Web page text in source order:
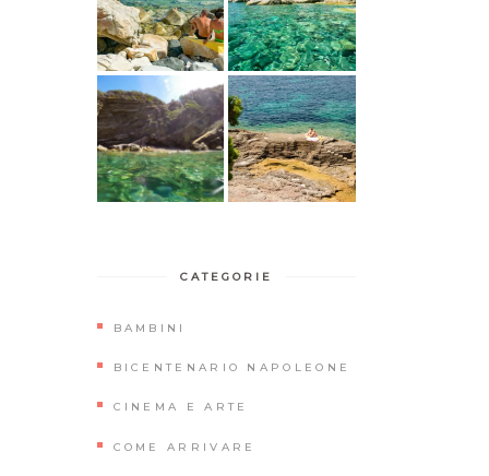
CATEGORIE
BAMBINI
BICENTENARIO NAPOLEONE
CINEMA E ARTE
COME ARRIVARE